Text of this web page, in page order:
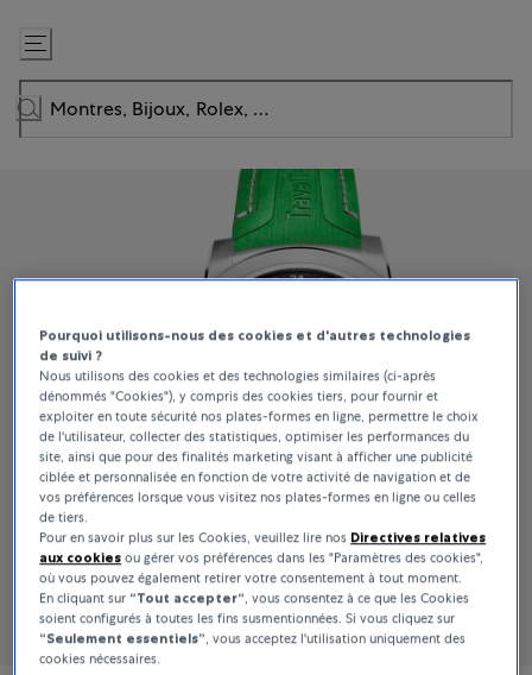
Passer
au
contenu
Pourquoi utilisons-nous des cookies et d'autres technologies
de suivi ?
Nous utilisons des cookies et des technologies similaires (ci-après
dénommés "Cookies"), y compris des cookies tiers, pour fournir et
exploiter en toute sécurité nos plates-formes en ligne, permettre le choix
de l'utilisateur, collecter des statistiques, optimiser les performances du
site, ainsi que pour des finalités marketing visant à afficher une publicité
ciblée et personnalisée en fonction de votre activité de navigation et de
vos préférences lorsque vous visitez nos plates-formes en ligne ou celles
de tiers.
Pour en savoir plus sur les Cookies, veuillez lire nos Directives relatives
aux cookies ou gérer vos préférences dans les "Paramètres des cookies",
où vous pouvez également retirer votre consentement à tout moment.
En cliquant sur “Tout accepter“ , vous consentez à ce que les Cookies
soient configurés à toutes les fins susmentionnées. Si vous cliquez sur
“Seulement essentiels” , vous acceptez l'utilisation uniquement des
cookies nécessaires.